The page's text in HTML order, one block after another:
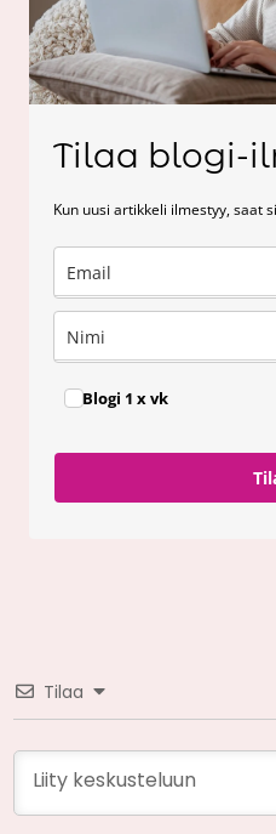
Tilaa blogi-
Kun uusi artikkeli ilmestyy, saat
Blogi 1 x vk
Tilaa